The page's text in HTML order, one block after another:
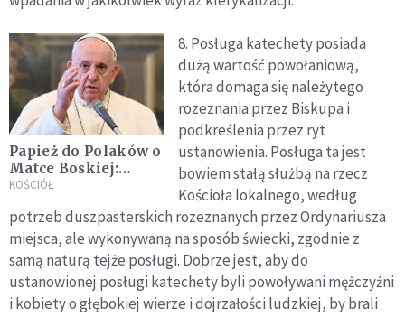
Papież do Polaków o
Matce Boskiej:
gromadzicie się, aby
piękno, miłość i
dobroć
KOŚCIÓŁ
8. Posługa katechety posiada
dużą wartość powołaniową,
która domaga się należytego
rozeznania przez Biskupa i
podkreślenia przez ryt
ustanowienia. Posługa ta jest
bowiem stałą służbą na rzecz
Kościoła lokalnego, według
potrzeb duszpasterskich rozeznanych przez Ordynariusza
miejsca, ale wykonywaną na sposób świecki, zgodnie z
samą naturą tejże posługi. Dobrze jest, aby do
ustanowionej posługi katechety byli powoływani mężczyźni
i kobiety o głębokiej wierze i dojrzałości ludzkiej, by brali